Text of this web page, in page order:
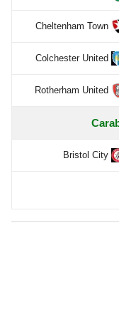
Cheltenham Town
Colchester United
Rotherham United
Bristol City